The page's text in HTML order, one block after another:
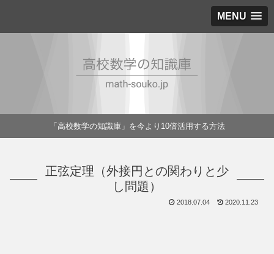
MENU
「高校数学の知識庫」を今より10倍活用する方法
正弦定理（外接円との関わりと少
し問題）
2018.07.04 2020.11.23